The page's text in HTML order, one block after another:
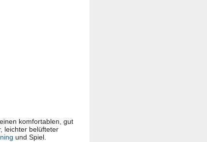
komfortablen, gut
leichter belüfteter
und Spiel.